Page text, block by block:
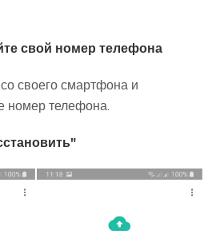
свой номер телефона
своего смартфона и
номер телефона.